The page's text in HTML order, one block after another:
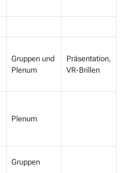
Gruppen und
Plenum
Präsentation,
VR-Brillen
Plenum
Gruppen